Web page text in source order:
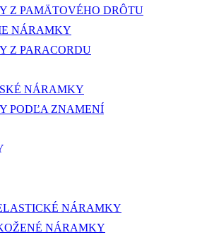
Z PAMÄTOVÉHO DRÔTU
NÁRAMKY
Z PARACORDU
NÁRAMKY
PODĽA ZNAMENÍ
NÁRAMKY
NÁRAMKY